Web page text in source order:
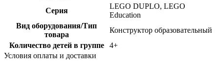
Серия
LEGO DUPLO, LEGO
Education
Вид оборудования/Тип
товара
Конструктор образовательный
Количество детей в группе
4+
Условия оплаты и доставки